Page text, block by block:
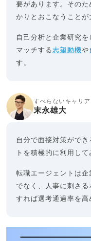
要があります。そのた
かりとおこなうことが
自己分析と企業研究
マッチする志望動機や
す。
すべらないキャリ
末永雄大
自分で面接対策がで
トを積極的に利用して
転職エージェントは
でなく、人事に刺さ
すれば選考通過率を高